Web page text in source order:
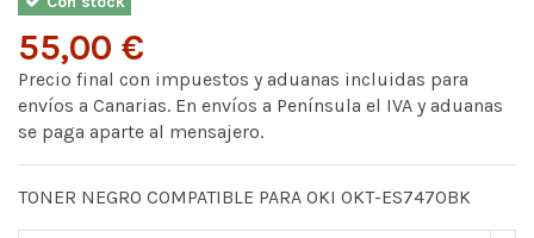
55,00 €
Precio final con impuestos y aduanas incluidas para
envíos a Canarias. En envíos a Península el IVA y aduanas
se paga aparte al mensajero.
TONER NEGRO COMPATIBLE PARA OKI OKT-ES7470BK